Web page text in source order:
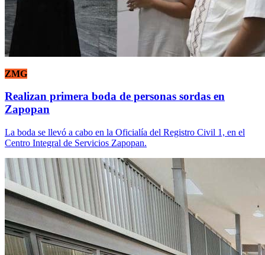
ZMG
Realizan primera boda de personas sordas en
Zapopan
La boda se llevó a cabo en la Oficialía del Registro Civil 1, en el
Centro Integral de Servicios Zapopan.